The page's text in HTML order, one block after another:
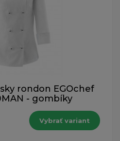
rondon EGOchef
- gombíky
Vybrať variant